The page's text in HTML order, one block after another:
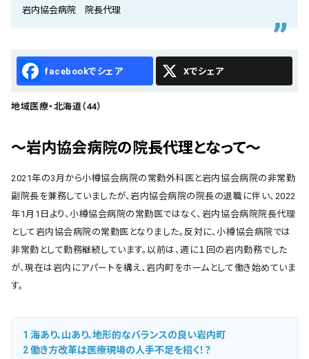
お知らせ
岩内協会病院 院長代理
Facebook X
地域医療・北海道（44）
～岩内協会病院の院長代理となって～
2021年の3月から小樽協会病院の常勤外科医と岩内協会病院の非常勤
副院長を兼務していましたが、岩内協会病院の院長の退職に伴い、2022
年1月1日より、小樽協会病院の常勤医ではなく、岩内協会病院院長代理
として岩内協会病院の常勤医となりました。反対に、小樽協会病院では
非常勤として勤務継続しています。以前は、週に１回の岩内勤務でした
が、現在は岩内にアパートを構え、岩内町をホームとして働き始めていま
す。
1 海あり、山あり、地形的なバランスの良い岩内町
2働き方改革は医療現場の人手不足を招く！？